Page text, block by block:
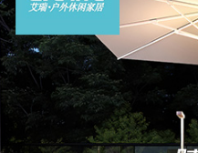
装饰公司，想找能做木
想加盟木门品牌
咨询品牌代理，性价比高
装修公司，找厂家合作